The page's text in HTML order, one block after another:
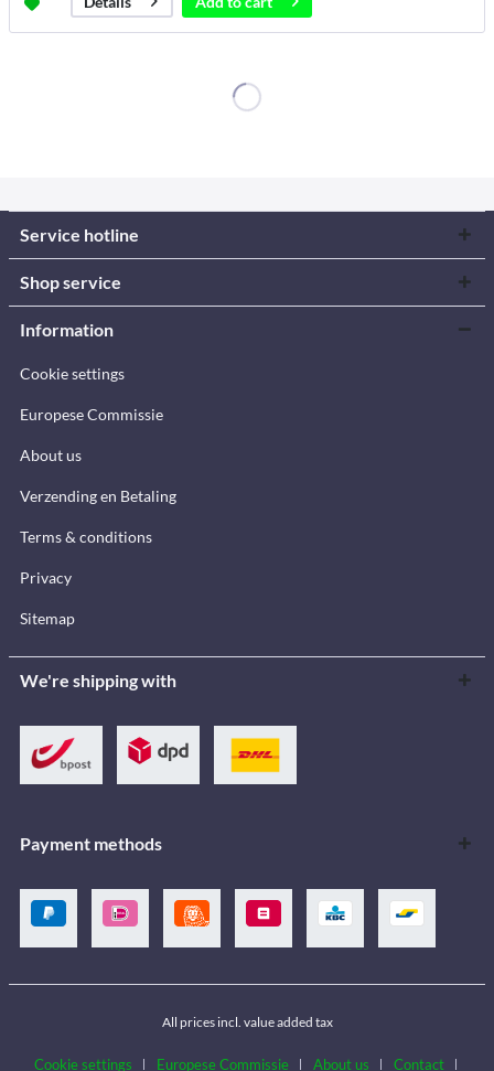
Service hotline
Shop service
Information
Cookie settings
Europese Commissie
About us
Verzending en Betaling
Terms & conditions
Privacy
Sitemap
We're shipping with
Payment methods
All prices incl. value added tax
Cookie settings Europese Commissie About us Contact